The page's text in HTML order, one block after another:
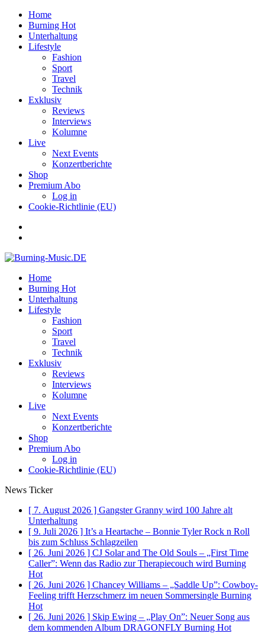
Home
Burning Hot
Unterhaltung
Lifestyle
Fashion
Sport
Travel
Technik
Exklusiv
Reviews
Interviews
Kolumne
Live
Next Events
Konzertberichte
Shop
Premium Abo
Log in
Cookie-Richtlinie (EU)
Home
Burning Hot
Unterhaltung
Lifestyle
Fashion
Sport
Travel
Technik
Exklusiv
Reviews
Interviews
Kolumne
Live
Next Events
Konzertberichte
Shop
Premium Abo
Log in
Cookie-Richtlinie (EU)
News Ticker
[ 7. August 2026 ] Gangster Granny wird 100 Jahre alt
Unterhaltung
[ 9. Juli 2026 ] It’s a Heartache – Bonnie Tyler Rock n Roll
bis zum Schluss Schlagzeilen
[ 26. Juni 2026 ] CJ Solar and The Old Souls – „First Time
Caller”: Wenn das Radio zur Therapiecouch wird Burning
Hot
[ 26. Juni 2026 ] Chancey Williams – „Saddle Up”: Cowboy-
Feeling trifft Herzschmerz im neuen Sommersingle Burning
Hot
[ 26. Juni 2026 ] Skip Ewing – „Play On”: Neuer Song aus
dem kommenden Album DRAGONFLY Burning Hot